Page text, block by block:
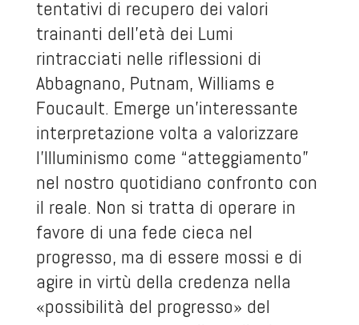
tentativi di recupero dei valori
trainanti dell’età dei Lumi
rintracciati nelle riflessioni di
Abbagnano, Putnam, Williams e
Foucault. Emerge un’interessante
interpretazione volta a valorizzare
l’Illuminismo come “atteggiamento”
nel nostro quotidiano confronto con
il reale. Non si tratta di operare in
favore di una fede cieca nel
progresso, ma di essere mossi e di
agire in virtù della credenza nella
«possibilità del progresso» del